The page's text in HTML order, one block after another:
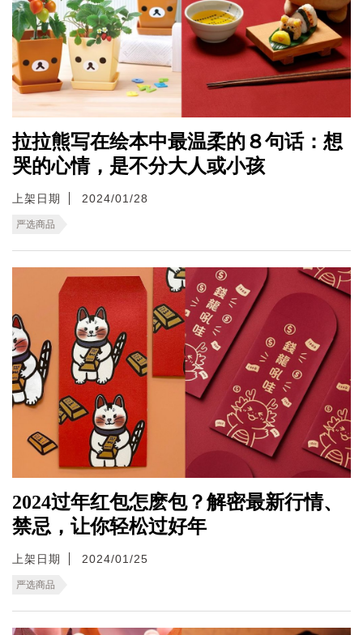
拉拉熊写在绘本中最温柔的８句话：想
哭的心情，是不分大人或小孩
上架日期 2024/01/28
严选商品
2024过年红包怎麽包？解密最新行情、
禁忌，让你轻松过好年
上架日期 2024/01/25
严选商品